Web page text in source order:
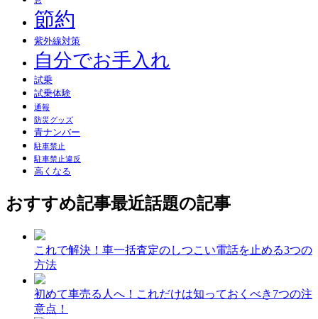
節約
紫外線対策
自分でお手入れ
試乗
試乗体験
通報
防災グッズ
青ナンバー
駐車禁止
駐車禁止違反
高くなる
おすすめ記事最近話題の記事
これで解決！車一括査定のしつこい電話を止める3つの
方法
初めて車売る人へ！これだけは知っておくべき7つの注
意点！